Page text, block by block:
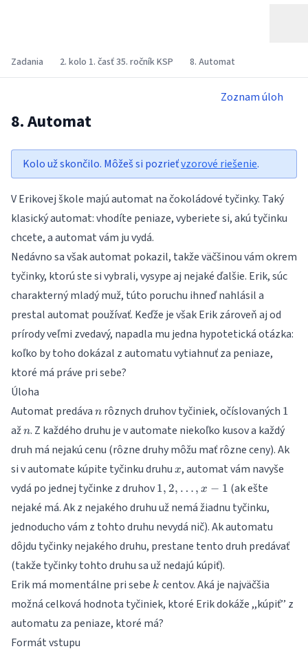
Zadania 2. kolo 1. časť 35. ročník KSP 8. Automat
Zoznam úloh
8. Automat
Kolo už skončilo. Môžeš si pozrieťvzorové riešenie.
V Erikovej škole majú automat na čokoládové tyčinky. Taký
klasický automat: vhodíte peniaze, vyberiete si, akú tyčinku
chcete, a automat vám ju vydá.
Nedávno sa však automat pokazil, takže väčšinou vám okrem
tyčinky, ktorú ste si vybrali, vysype aj nejaké ďalšie. Erik, súc
charakterný mladý muž, túto poruchu ihneď nahlásil a
prestal automat používať. Keďže je však Erik zároveň aj od
prírody veľmi zvedavý, napadla mu jedna hypotetická otázka:
koľko by toho dokázal z automatu vytiahnuť za peniaze,
ktoré má práve pri sebe?
Úloha
Automat predáva n
n rôznych druhov tyčiniek, očíslovaných 1
1
ažn
n. Z každého druhu je v automate niekoľko kusov a každý
druh má nejakú cenu (rôzne druhy môžu mať rôzne ceny). Ak
si v automate kúpite tyčinku druhu x
x, automat vám navyše
vydá po jednej tyčinke z druhov 1, 2,
\dots,
x-1
1, 2, … , x − 1 (ak ešte
nejaké má. Ak z nejakého druhu už nemá žiadnu tyčinku,
jednoducho vám z tohto druhu nevydá nič). Ak automatu
dôjdu tyčinky nejakého druhu, prestane tento druh predávať
(takže tyčinky tohto druhu sa už nedajú kúpiť).
Erik má momentálne pri sebe k
k centov. Aká je najväčšia
možná celková hodnota tyčiniek, ktoré Erik dokáže ,,kúpiť’’ z
automatu za peniaze, ktoré má?
Formát vstupu